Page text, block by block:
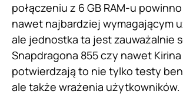
połączeniu z 6 GB RAM-u
nawet najbardziej wymagającym
ale jednostka ta jest zauważalnie
Snapdragona 855 czy nawet Kirina
potwierdzają to nie tylko testy
ale także wrażenia użytkowników.